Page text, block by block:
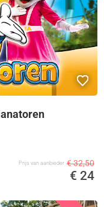
Prijs van aanbieder € 32,50
€ 24